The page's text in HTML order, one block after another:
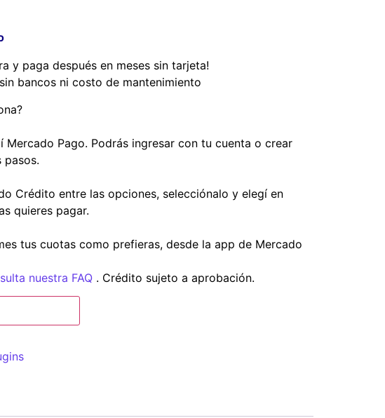
y paga después en meses sin tarjeta!
bancos ni costo de mantenimiento
Mercado Pago. Podrás ingresar con tu cuenta o crear
pasos.
Crédito entre las opciones, selecciónalo y elegí en
quieres pagar.
tus cuotas como prefieras, desde la app de Mercado
nuestra FAQ. Crédito sujeto a aprobación.